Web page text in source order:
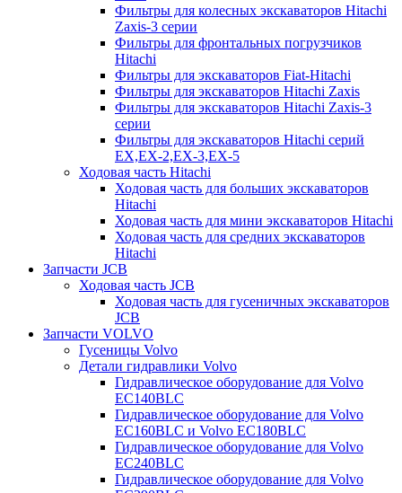
Фильтры для колесных экскаваторов Hitachi
Zaxis-3 серии
Фильтры для фронтальных погрузчиков
Hitachi
Фильтры для экскаваторов Fiat-Hitachi
Фильтры для экскаваторов Hitachi Zaxis
Фильтры для экскаваторов Hitachi Zaxis-3
серии
Фильтры для экскаваторов Hitachi серий
EX,EX-2,EX-3,EX-5
Ходовая часть Hitachi
Ходовая часть для больших экскаваторов
Hitachi
Ходовая часть для мини экскаваторов Hitachi
Ходовая часть для средних экскаваторов
Hitachi
Запчасти JCB
Ходовая часть JCB
Ходовая часть для гусеничных экскаваторов
JCB
Запчасти VOLVO
Гусеницы Volvo
Детали гидравлики Volvo
Гидравлическое оборудование для Volvo
EC140BLC
Гидравлическое оборудование для Volvo
EC160BLC и Volvo EC180BLC
Гидравлическое оборудование для Volvo
EC240BLC
Гидравлическое оборудование для Volvo